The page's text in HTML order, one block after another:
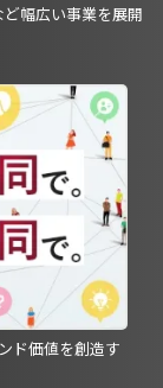
幅広い事業を展開
ド価値を創造す